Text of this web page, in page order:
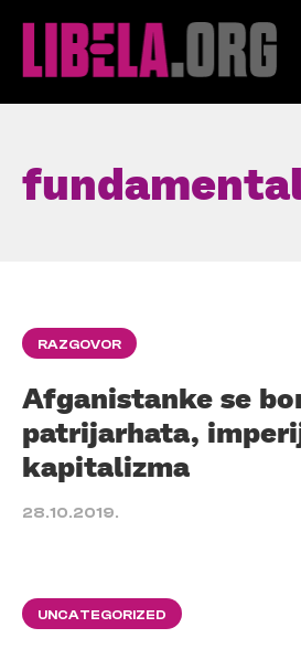
RAZGOVOR
Afganistanke se
patrijarhata,
kapitalizma
28.10.2019.
UNCATEGORIZED